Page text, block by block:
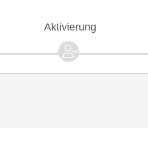
Aktivierung